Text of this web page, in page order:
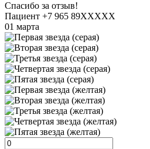
Спасибо за отзыв!
Пациент +7 965 89XXXXX
01 марта